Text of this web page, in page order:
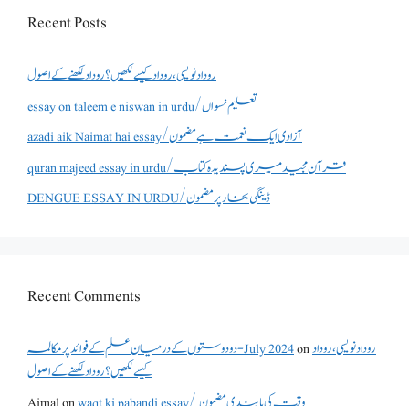
Recent Posts
روداد نویسی ،روداد کیسے لکھیں؟ روداد لکھنے کے اصول
essay on taleem e niswan in urdu/تعلیم نسواں
azadi aik Naimat hai essay/آزادی ایک نعمت ہے مضمون
quran majeed essay in urdu/قرآن مجید میری پسندیدہ کتاب
DENGUE ESSAY IN URDU/ڈینگی بخار پر مضمون
Recent Comments
دو دوستوں کے درمیان علم کے فوائد پر مکالمہ - July 2024onروداد نویسی ،روداد
کیسے لکھیں؟ روداد لکھنے کے اصول